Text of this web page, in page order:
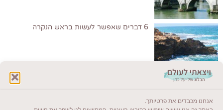
אנחנו מכבדים את פרטיותך.
6 דברים שאפשר לעשות בראש הנקרה
ייעדים מומלצים